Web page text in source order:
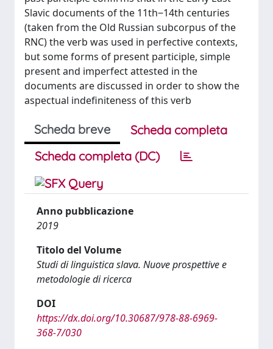
Slavic documents of the 11th‒14th centuries
(taken from the Old Russian subcorpus of the
RNC) the verb was used in perfective contexts,
but some forms of present participle, simple
present and imperfect attested in the
documents are discussed in order to show the
aspectual indefiniteness of this verb
Scheda breve
Scheda completa
Scheda completa (DC)
Anno pubblicazione
2019
Titolo del Volume
Studi di linguistica slava. Nuove prospettive e
metodologie di ricerca
DOI
https://dx.doi.org/10.30687/978-88-6969-
368-7/030